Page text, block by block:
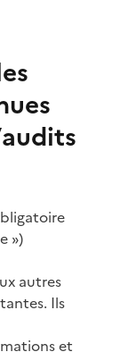
»)
autres
Ils
et